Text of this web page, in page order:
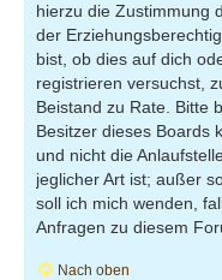
hierzu die Zustimmung
der
bist, ob dies auf dich
registrieren versuchst,
Beistand zu Rate. Bitte
Besitzer dieses Boards
und nicht die
jeglicher Art ist; außer
soll ich mich wenden,
Anfragen zu diesem
Nach oben